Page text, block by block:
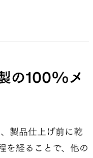
の100%メ
製品仕上げ前に乾
を経ることで、他の